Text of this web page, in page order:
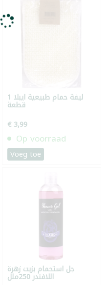
ليفة حمام طبيعية ايبلا 1
قطعة
€ 3,99
Op voorraad
Voeg toe
جل استحمام بزيت زهرة
اللافندر 250ملل